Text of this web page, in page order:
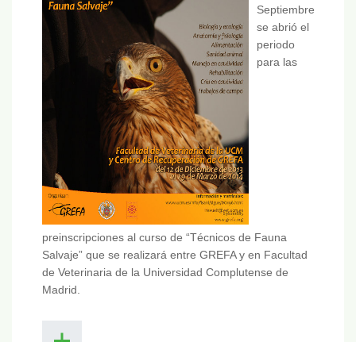
Septiembre
se abrió el
periodo
para las
preinscripciones al curso de “Técnicos de Fauna
Salvaje” que se realizará entre GREFA y en Facultad
de Veterinaria de la Universidad Complutense de
Madrid.